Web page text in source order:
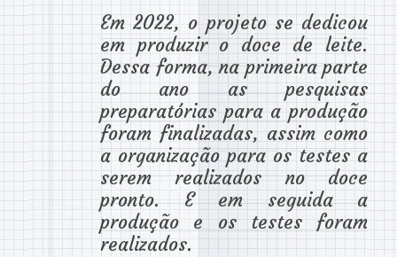
Em 2022, o projeto se dedicou
em produzir o doce de leite.
Dessa forma, na primeira parte
do ano as pesquisas
preparatórias para a produção
foram finalizadas, assim como
a organização para os testes a
serem realizados no doce
pronto. E em seguida a
produção e os testes foram
realizados.